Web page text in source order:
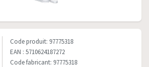
Code produit: 97775318
EAN : 5710624187272
Code fabricant: 97775318